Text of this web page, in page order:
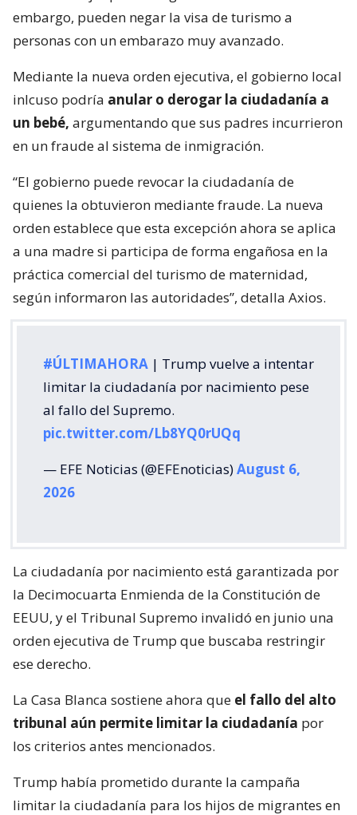
embargo, pueden negar la visa de turismo a
personas con un embarazo muy avanzado.
Mediante la nueva orden ejecutiva, el gobierno local
inlcuso podría anular o derogar la ciudadanía a
un bebé, argumentando que sus padres incurrieron
en un fraude al sistema de inmigración.
“El gobierno puede revocar la ciudadanía de
quienes la obtuvieron mediante fraude. La nueva
orden establece que esta excepción ahora se aplica
a una madre si participa de forma engañosa en la
práctica comercial del turismo de maternidad,
según informaron las autoridades”, detalla Axios.
#ÚLTIMAHORA | Trump vuelve a intentar
limitar la ciudadanía por nacimiento pese
al fallo del Supremo.
pic.twitter.com/Lb8YQ0rUQq
— EFE Noticias (@EFEnoticias)August 6,
2026
La ciudadanía por nacimiento está garantizada por
la Decimocuarta Enmienda de la Constitución de
EEUU, y el Tribunal Supremo invalidó en junio una
orden ejecutiva de Trump que buscaba restringir
ese derecho.
La Casa Blanca sostiene ahora que el fallo del alto
tribunal aún permite limitar la ciudadanía por
los criterios antes mencionados.
Trump había prometido durante la campaña
limitar la ciudadanía para los hijos de migrantes en